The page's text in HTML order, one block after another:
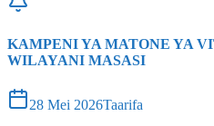
KAMPENI YA MATONE YA
WILAYANI MASASI
28 Mei 2026Taarifa